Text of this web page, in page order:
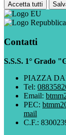
Accetta tutti
Contatti
S.S.S. 1° Grado
PIAZZA
Tel:
Email:
PEC:
mail
C.F.: